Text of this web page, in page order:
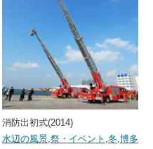
消防出初式(2014)
水辺の風景,祭・イベント ,冬,博多